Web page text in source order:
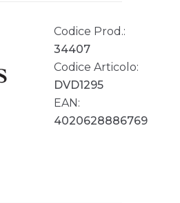
Codice Prod.:
34407
Codice Articolo:
DVD1295
EAN:
4020628886769